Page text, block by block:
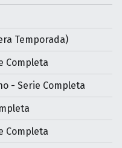
Temporada)
Completa
- Serie Completa
Completa